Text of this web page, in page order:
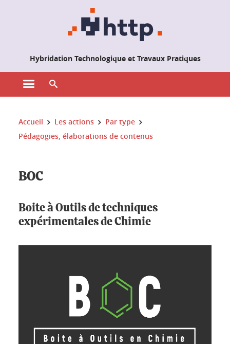
Hybridation Technologique et Travaux Pratiques
Ouvrir le menu principal
Vous êtes ici :
Accueil Les actions
Par type
Pédagogies, élaborations de contenus
BOC
Boite à Outils de techniques
expérimentales de Chimie